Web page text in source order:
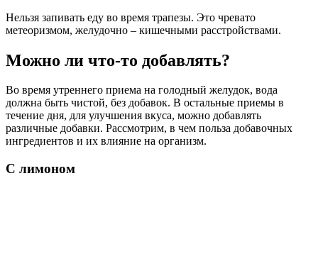
Нельзя запивать еду во время трапезы. Это чревато
метеоризмом, желудочно – кишечными расстройствами.
Можно ли что-то добавлять?
Во время утреннего приема на голодный желудок, вода
должна быть чистой, без добавок. В остальные приемы в
течение дня, для улучшения вкуса, можно добавлять
различные добавки. Рассмотрим, в чем польза добавочных
ингредиентов и их влияние на организм.
С лимоном